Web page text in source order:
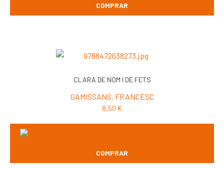
COMPRAR
CLARA DE NOM I DE FETS
GAMISSANS, FRANCESC
8,50 €
COMPRAR